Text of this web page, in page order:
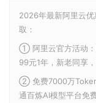
2026年最新阿里云
取：
① 阿里云官方活动：
99元1年，新老同享
② 免费7000万
通百炼AI模型平台免